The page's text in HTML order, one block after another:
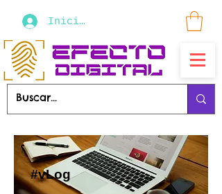
Iniciar sesión
#vLog